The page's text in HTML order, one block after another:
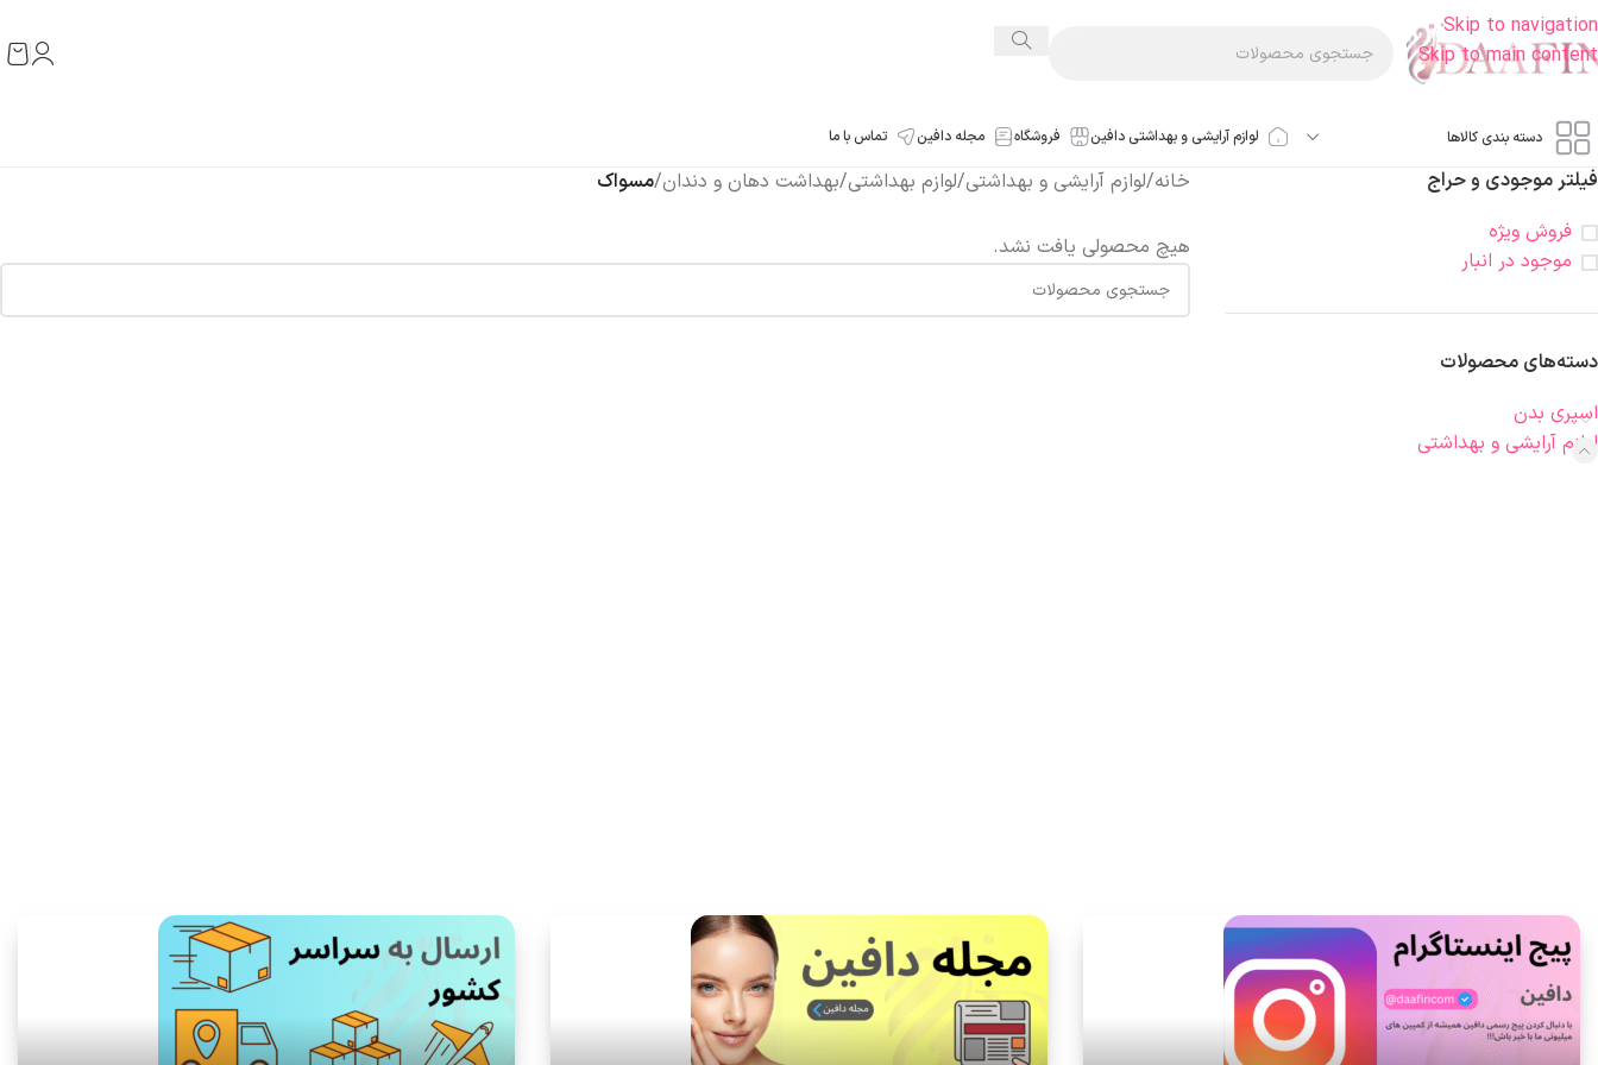
Skip to navigation
Skip to main content
دسته بندی کالاها لوازم آرایشی و بهداشتی دافین فروشگاه مجله دافین تماس با ما
فیلتر موجودی و حراج
فروش ویژه
موجود در انبار
دسته‌های محصولات
اسپری بدن
لوازم آرایشی و بهداشتی
خانه/لوازم آرایشی و بهداشتی/لوازم بهداشتی/بهداشت دهان و دندان/مسواک
هیچ محصولی یافت نشد.